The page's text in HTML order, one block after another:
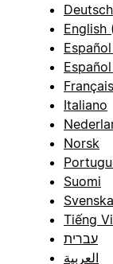
Deutsch
English
Italiano
Norsk
Suomi
Svenska
Tiếng
עברית
العربية